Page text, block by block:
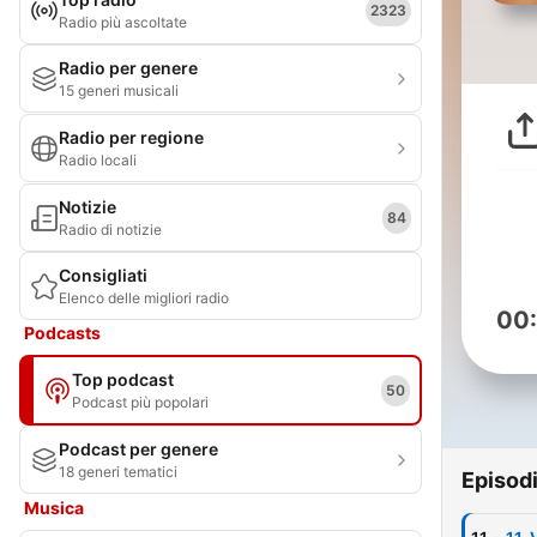
Radio più ascoltate
2323
Radio per genere
15 generi musicali
Radio per regione
Radio locali
Notizie
Radio di notizie
84
Consigliati
Elenco delle migliori radio
Podcasts
Top podcast
Podcast più popolari
50
Podcast per genere
18 generi tematici
Musica
Episodi